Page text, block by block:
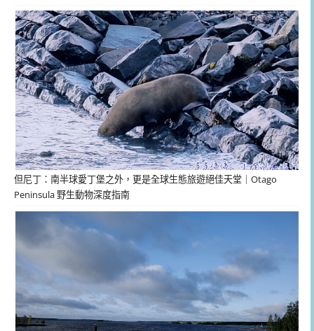
但尼丁：南半球愛丁堡之外，更是全球生態旅遊絕佳天堂｜Otago
Peninsula 野生動物深度指南